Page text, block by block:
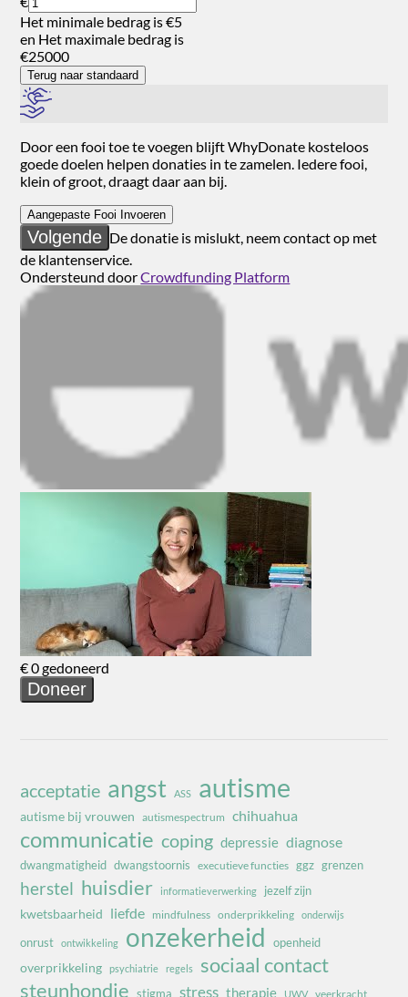
acceptatie angst ASS autisme
autisme bij vrouwen autismespectrum chihuahua
communicatie coping depressie diagnose
dwangmatigheid dwangstoornis executieve functies ggz grenzen
herstel huisdier informatieverwerking jezelf zijn
kwetsbaarheid liefde mindfulness onderprikkeling onderwijs
onrust ontwikkeling onzekerheid openheid
overprikkeling psychiatrie regels
sociaal contact
steunhondje stigma stress therapie UWV veerkracht